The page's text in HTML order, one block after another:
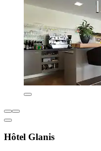
Hôtel Glanis